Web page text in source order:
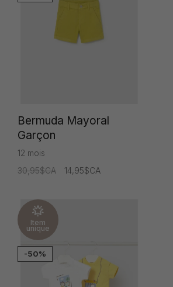
Bermuda Mayoral
Garçon
12 mois
30,95$CA
14,95$CA
Item
unique
-50%